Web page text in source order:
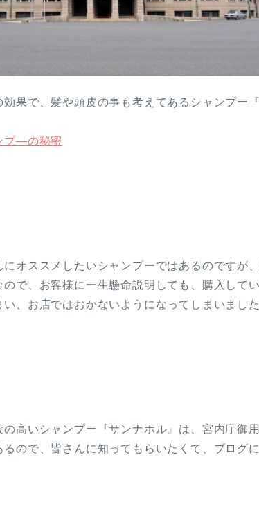
果で、髪や頭皮の事も考えてあるシャンプー
プ―の秘密
オススメしたいシャンプーではあるのですが
で、お客様に一生懸命説明しても、購入して
、お店ではおかないようになってしまいました
の高いシャンプー『サンナホル』は、宮内庁御
るので、皆さんに知ってもらいたくて、ブログに